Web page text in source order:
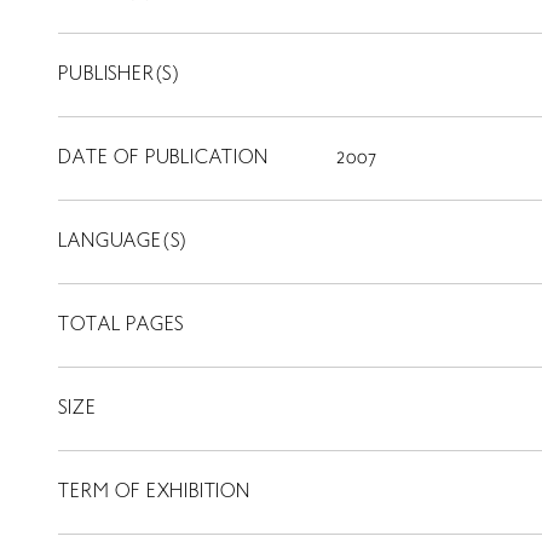
LIBRARY
PUBLISHER(S)
DATE OF PUBLICATION 2007
LANGUAGE(S)
TOTAL PAGES
SIZE
TERM OF EXHIBITION